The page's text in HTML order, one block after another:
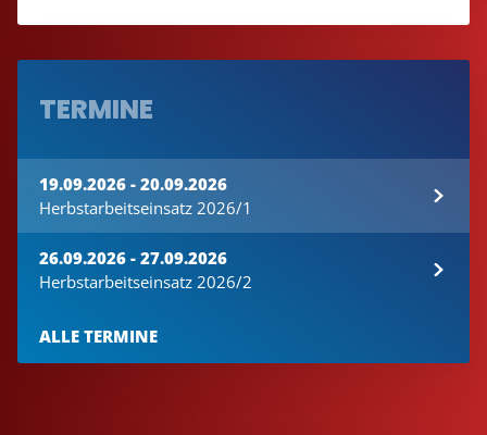
TERMINE
19.09.2026 - 20.09.2026
Herbstarbeitseinsatz 2026/1
26.09.2026 - 27.09.2026
Herbstarbeitseinsatz 2026/2
ALLE TERMINE